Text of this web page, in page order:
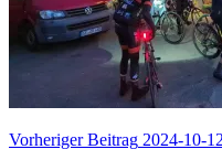
Beitragsnavigation
Vorheriger Beitrag Vorheriger
2024-10-